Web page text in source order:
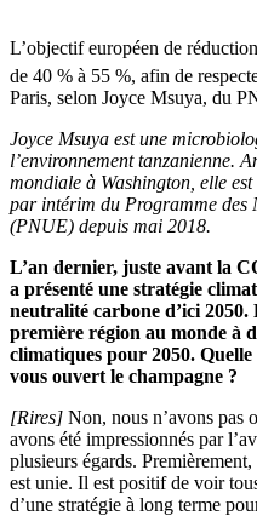
L’objectif européen de
de 40 % à 55 %, afin de
Paris, selon Joyce Msuya, du
Joyce Msuya est une
l’environnement tanzanienne.
mondiale à Washington, elle
par intérim du Programme des
(PNUE) depuis mai 2018.
L’an dernier, juste avant la
a présenté une stratégie
neutralité carbone d’ici 2050.
première région au monde à
climatiques pour 2050.
vous ouvert le champagne ?
[Rires] Non, nous n’avons pas
avons été impressionnés par
plusieurs égards.
est unie. Il est positif de voir
d’une stratégie à long terme